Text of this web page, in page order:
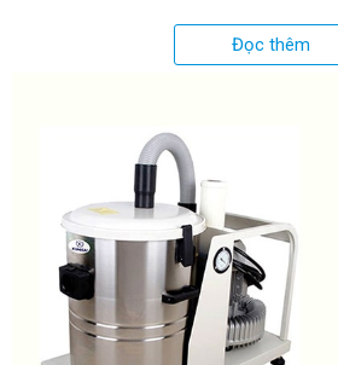
75
Đọc thêm